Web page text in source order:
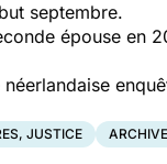
septembre.
épouse en
JUSTICE